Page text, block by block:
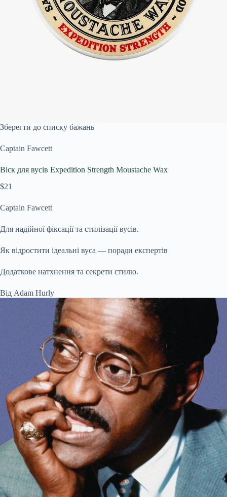
Зберегти до списку бажань
Captain Fawcett
Віск для вусів Expedition Strength Moustache Wax
$21
Captain Fawcett
Для надійної фіксації та стилізації вусів.
Як відростити ідеальні вуса — поради експертів
Додаткове натхнення та секрети стилю.
Від Adam Hurly